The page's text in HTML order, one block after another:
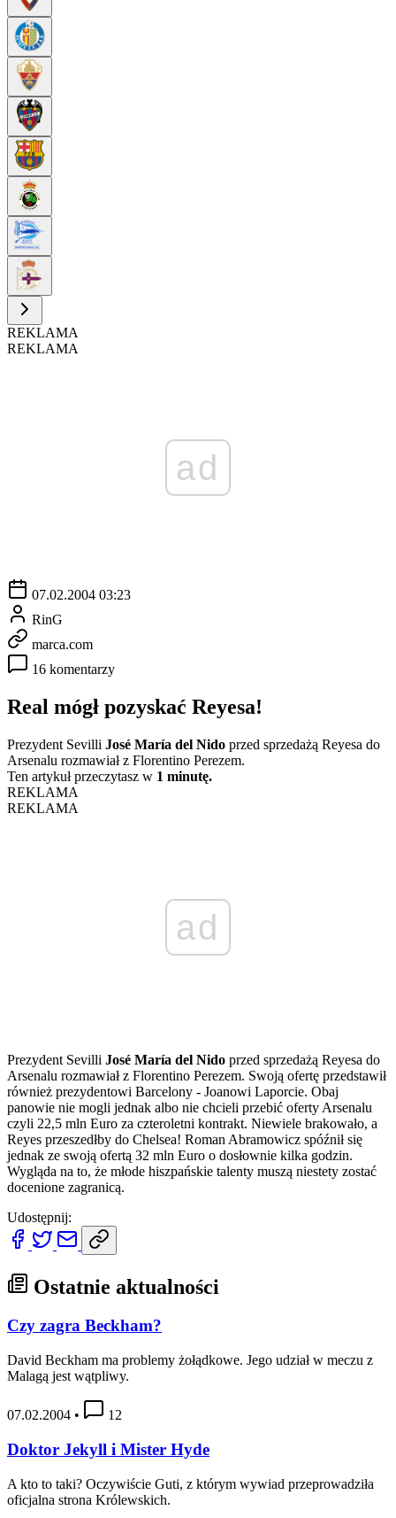
REKLAMA
REKLAMA
ad
07.02.2004 03:23
RinG
marca.com
16 komentarzy
Real mógł pozyskać Reyesa!
Prezydent Sevilli José María del Nido przed sprzedażą Reyesa do
Arsenalu rozmawiał z Florentino Perezem.
Ten artykuł przeczytasz w 1 minutę.
REKLAMA
REKLAMA
ad
Prezydent Sevilli José María del Nido przed sprzedażą Reyesa do
Arsenalu rozmawiał z Florentino Perezem. Swoją ofertę przedstawił
również prezydentowi Barcelony - Joanowi Laporcie. Obaj
panowie nie mogli jednak albo nie chcieli przebić oferty Arsenalu
czyli 22,5 mln Euro za czteroletni kontrakt. Niewiele brakowało, a
Reyes przeszedłby do Chelsea! Roman Abramowicz spóźnił się
jednak ze swoją ofertą 32 mln Euro o dosłownie kilka godzin.
Wygląda na to, że młode hiszpańskie talenty muszą niestety zostać
docenione zagranicą.
Udostępnij:
Ostatnie aktualności
Czy zagra Beckham?
David Beckham ma problemy żołądkowe. Jego udział w meczu z
Malagą jest wątpliwy.
07.02.2004 • 12
Doktor Jekyll i Mister Hyde
A kto to taki? Oczywiście Guti, z którym wywiad przeprowadziła
oficjalna strona Królewskich.